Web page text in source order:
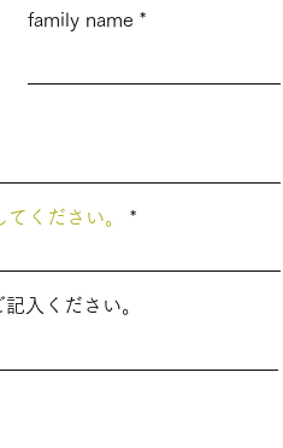
family name
ください。
入ください。